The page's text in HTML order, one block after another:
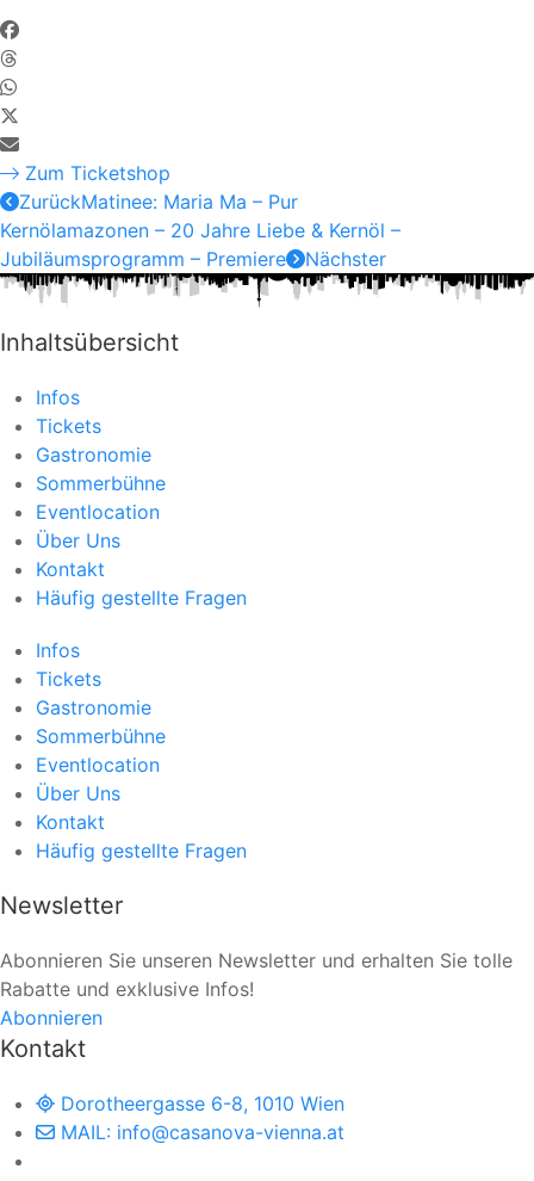
Zum Ticketshop
ZurückMatinee: Maria Ma – Pur
Kernölamazonen – 20 Jahre Liebe & Kernöl –
Jubiläumsprogramm – Premiere
Nächster
Inhaltsübersicht
Infos
Tickets
Gastronomie
Sommerbühne
Eventlocation
Über Uns
Kontakt
Häufig gestellte Fragen
Infos
Tickets
Gastronomie
Sommerbühne
Eventlocation
Über Uns
Kontakt
Häufig gestellte Fragen
Newsletter
Abonnieren Sie unseren Newsletter und erhalten Sie tolle
Rabatte und exklusive Infos!
Abonnieren
Kontakt
Dorotheergasse 6-8, 1010 Wien
MAIL: info@casanova-vienna.at